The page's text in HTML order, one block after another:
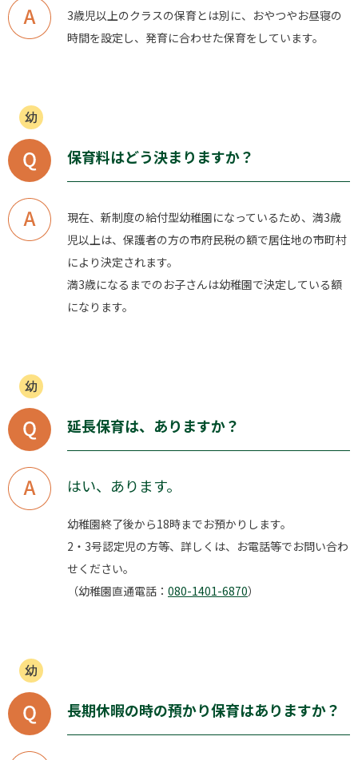
3歳児以上のクラスの保育とは別に、おやつやお昼寝の
時間を設定し、発育に合わせた保育をしています。
保育料はどう決まりますか？
現在、新制度の給付型幼稚園になっているため、満3歳
児以上は、保護者の方の市府民税の額で居住地の市町村
により決定されます。
満3歳になるまでのお子さんは幼稚園で決定している額
になります。
延長保育は、ありますか？
はい、あります。
幼稚園終了後から18時までお預かりします。
2・3号認定児の方等、詳しくは、お電話等でお問い合わ
せください。
（幼稚園直通電話： 080-1401-6870）
長期休暇の時の預かり保育はありますか？